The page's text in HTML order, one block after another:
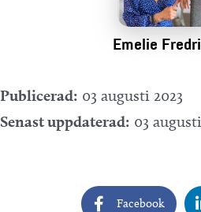
Emelie
Publicerad: 03 augusti 2023
Senast uppdaterad: 03
Facebook